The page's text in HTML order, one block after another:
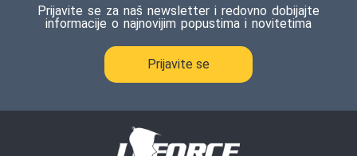
Prijavite se za naš newsletter i redovno dobijajte
informacije o najnovijim popustima i novitetima
Prijavite se